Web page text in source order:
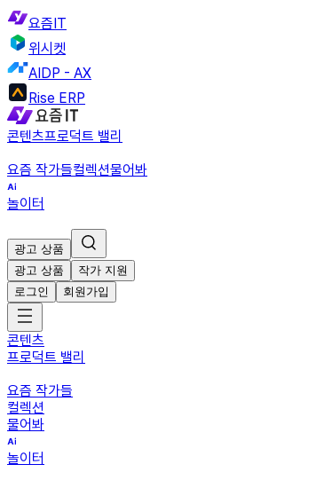
요즘IT
위시켓
AIDP - AX
Rise ERP
콘텐츠프로덕트 밸리
요즘 작가들컬렉션물어봐
놀이터
광고 상품
광고 상품
작가 지원
로그인
회원가입
콘텐츠
프로덕트 밸리
요즘 작가들
컬렉션
물어봐
놀이터